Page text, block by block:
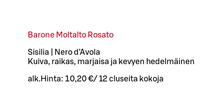
Barone Moltalto Rosato
Sisilia | Nero d’Avola
Kuiva, raikas, marjaisa ja kevyen hedelmäinen
alk. Hinta: 10,20 €/ 12 cl useita kokoja